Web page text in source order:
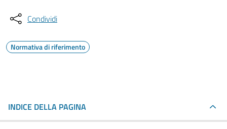
Condividi
Normativa di riferimento
INDICE DELLA PAGINA